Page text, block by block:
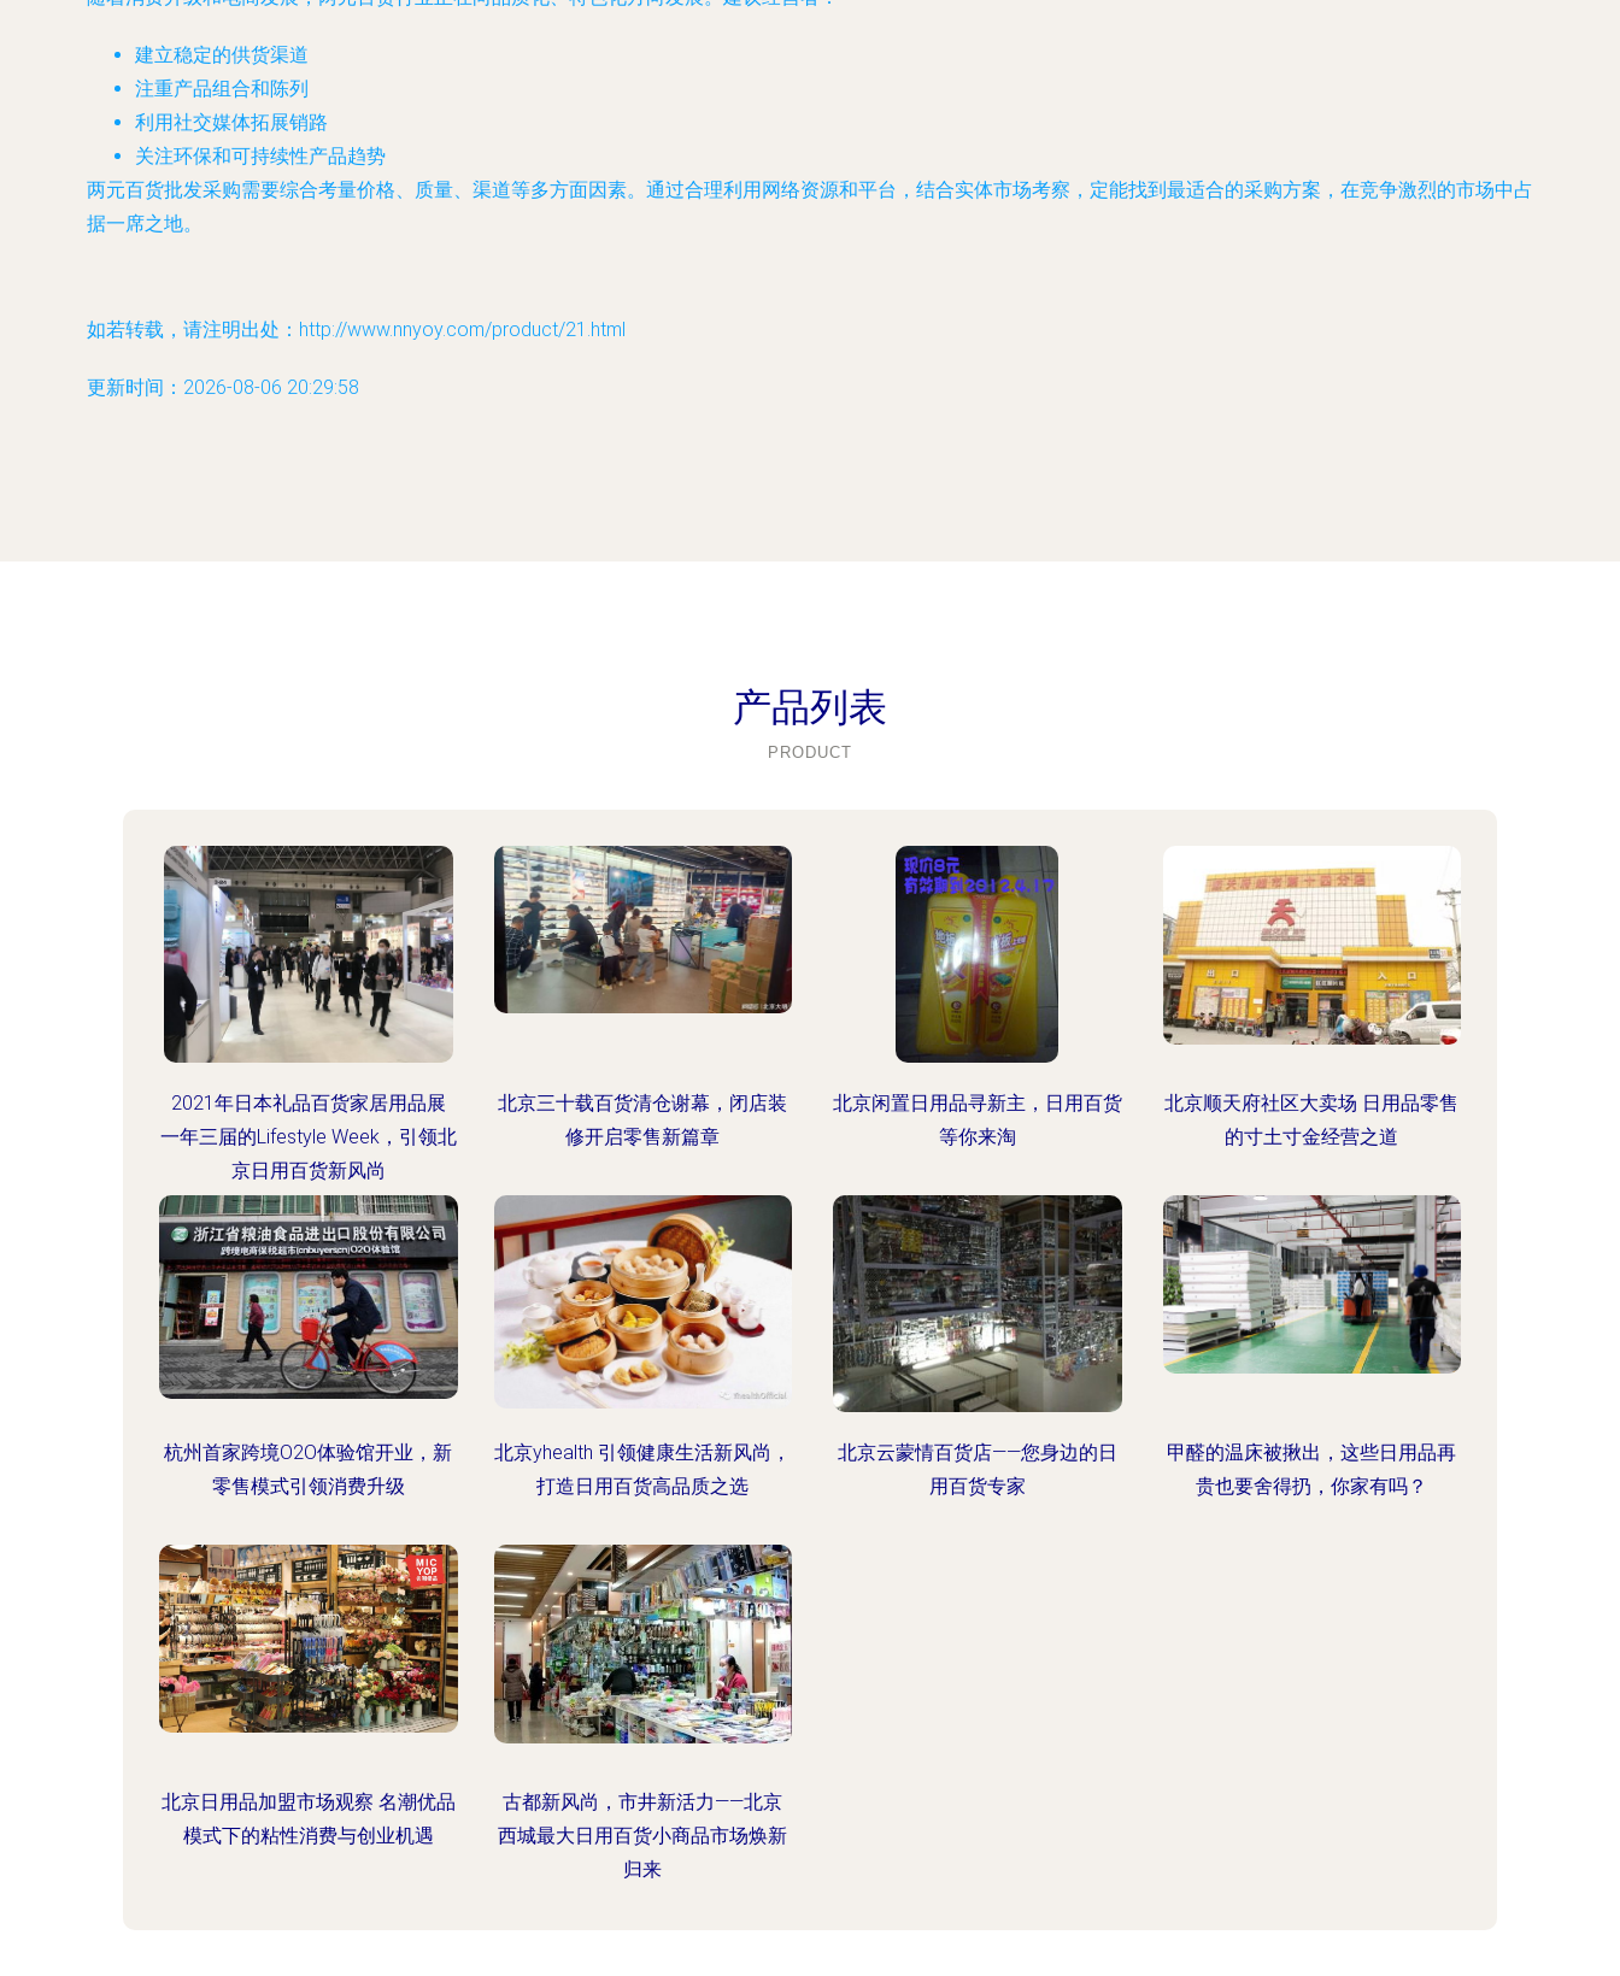
建立稳定的供货渠道
注重产品组合和陈列
利用社交媒体拓展销路
关注环保和可持续性产品趋势
两元百货批发采购需要综合考量价格、质量、渠道等多方面因素。通过合理利用网络资源和平台，结合实体市场考察，定能找到最适合的采购方案，在竞争激烈的市场中占
据一席之地。
如若转载，请注明出处：http://www.nnyoy.com/product/21.html
更新时间：2026-08-06 20:29:58
产品列表
PRODUCT
2021年日本礼品百货家居用品展
一年三届的Lifestyle Week，引领北
京日用百货新风尚
北京三十载百货清仓谢幕，闭店装
修开启零售新篇章
北京闲置日用品寻新主，日用百货
等你来淘
北京顺天府社区大卖场 日用品零售
的寸土寸金经营之道
杭州首家跨境O2O体验馆开业，新
零售模式引领消费升级
北京yhealth 引领健康生活新风尚，
打造日用百货高品质之选
北京云蒙情百货店——您身边的日
用百货专家
甲醛的温床被揪出，这些日用品再
贵也要舍得扔，你家有吗？
北京日用品加盟市场观察 名潮优品
模式下的粘性消费与创业机遇
古都新风尚，市井新活力——北京
西城最大日用百货小商品市场焕新
归来